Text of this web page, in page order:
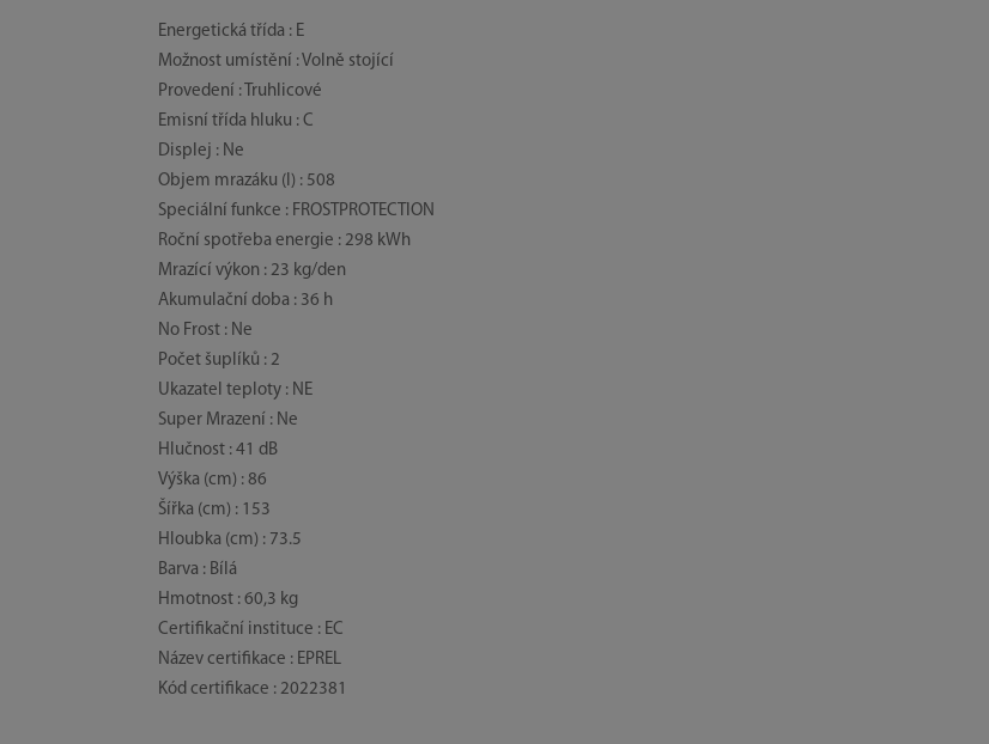
Energetická třída : E
Možnost umístění : Volně stojící
Provedení : Truhlicové
Emisní třída hluku : C
Displej : Ne
Objem mrazáku (l) : 508
Speciální funkce : FROSTPROTECTION
Roční spotřeba energie : 298 kWh
Mrazící výkon : 23 kg/den
Akumulační doba : 36 h
No Frost : Ne
Počet šuplíků : 2
Ukazatel teploty : NE
Super Mrazení : Ne
Hlučnost : 41 dB
Výška (cm) : 86
Šířka (cm) : 153
Hloubka (cm) : 73.5
Barva : Bílá
Hmotnost : 60,3 kg
Certifikační instituce : EC
Název certifikace : EPREL
Kód certifikace : 2022381